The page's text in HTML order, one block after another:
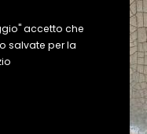
accetto che
salvate per la